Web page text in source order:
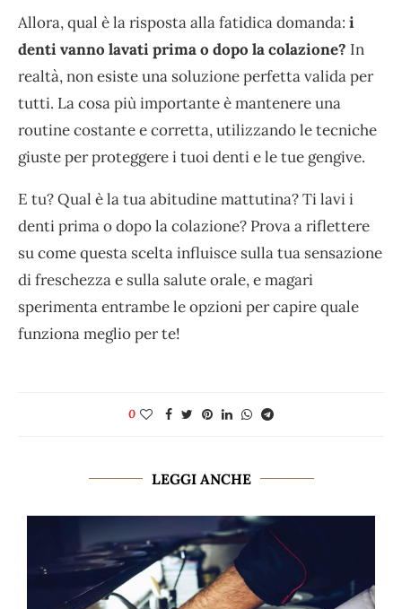
Allora, qual è la risposta alla fatidica domanda: i
denti vanno lavati prima o dopo la colazione? In
realtà, non esiste una soluzione perfetta valida per
tutti. La cosa più importante è mantenere una
routine costante e corretta, utilizzando le tecniche
giuste per proteggere i tuoi denti e le tue gengive.
E tu? Qual è la tua abitudine mattutina? Ti lavi i
denti prima o dopo la colazione? Prova a riflettere
su come questa scelta influisce sulla tua sensazione
di freschezza e sulla salute orale, e magari
sperimenta entrambe le opzioni per capire quale
funziona meglio per te!
0
LEGGI ANCHE